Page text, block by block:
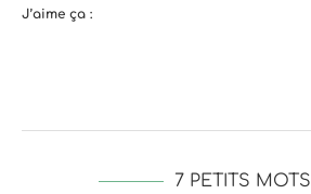
J’aime ça :
7 PETITS MOTS